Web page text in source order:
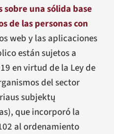
una sólida base
de las personas con
web y las aplicaciones
están sujetos a
en virtud de la Ley de
del sector
subjektų
), que incorporó la
al ordenamiento